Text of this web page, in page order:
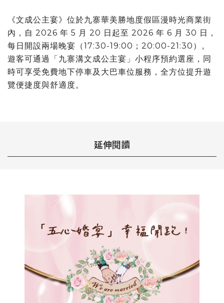
《文 成公主宴》位於九寨華美勝地度假區漫時光商業街
內，自 2026 年 5 月 20 日起至 2026 年 6 月 30 日，
每日開設兩場晚宴（17:30-19:00；20:00-21:30）。
遊客可通過「九寨溝文成公主宴」小程序預約選座，同
時可享受免費地下停車及大巴車位服務，全方位提升遊
覽便捷度與舒適度。
延伸閱讀